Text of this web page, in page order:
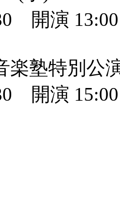
開演
楽塾特別公
開演